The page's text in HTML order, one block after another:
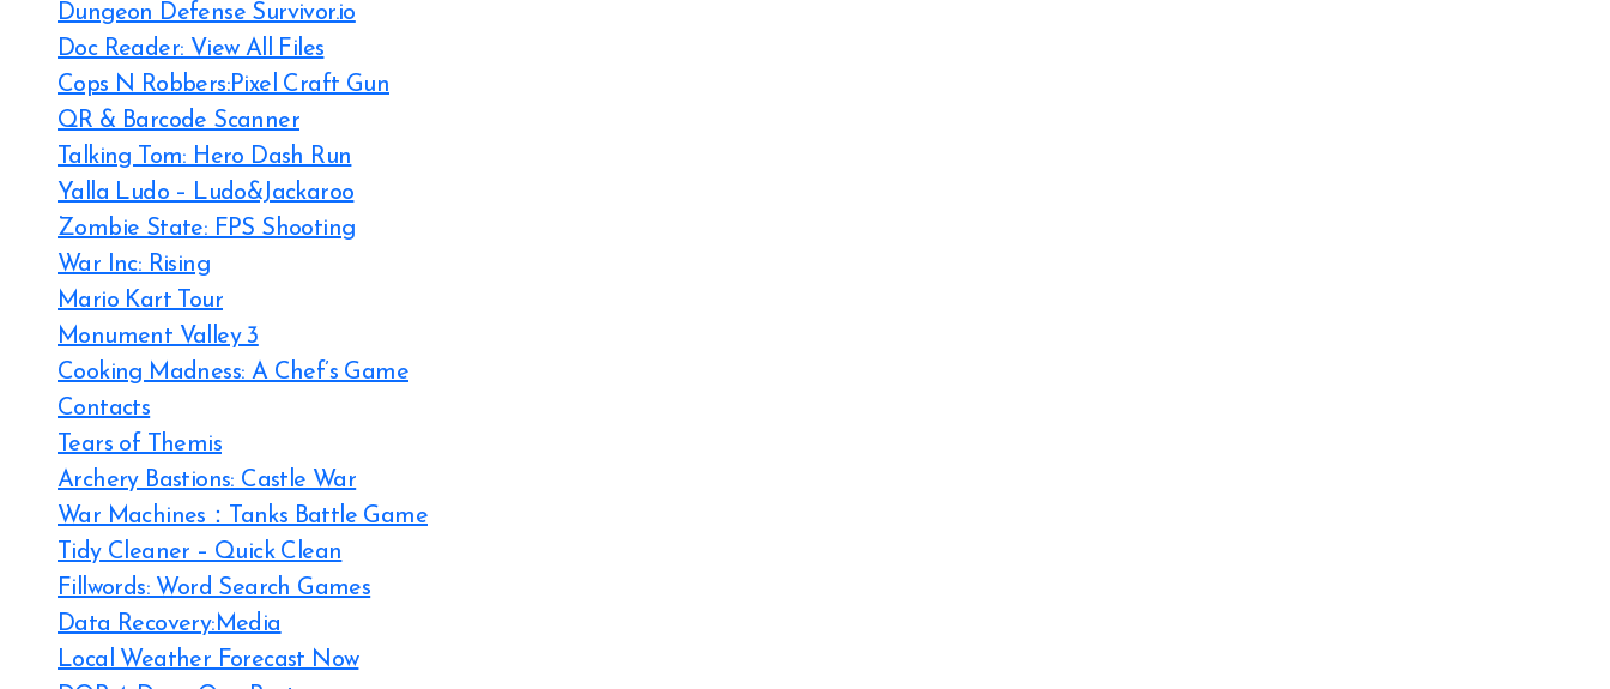
Dungeon Defense Survivor.io
Doc Reader: View All Files
Cops N Robbers:Pixel Craft Gun
QR & Barcode Scanner
Talking Tom: Hero Dash Run
Yalla Ludo – Ludo&Jackaroo
Zombie State: FPS Shooting
War Inc: Rising
Mario Kart Tour
Monument Valley 3
Cooking Madness: A Chef’s Game
Contacts
Tears of Themis
Archery Bastions: Castle War
War Machines：Tanks Battle Game
Tidy Cleaner – Quick Clean
Fillwords: Word Search Games
Data Recovery:Media
Local Weather Forecast Now